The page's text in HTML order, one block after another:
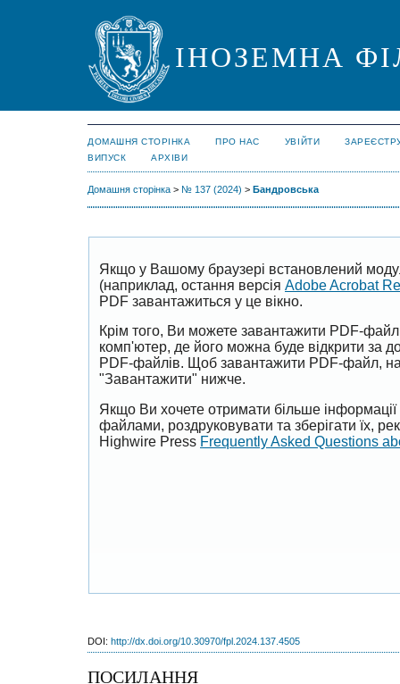
ІНОЗЕМНА
ДОМАШНЯ СТОРІНКА ПРО НАС УВІЙТИ
ВИПУСК
АРХІВИ
Домашня сторінка > № 137 (2024) > Бандровська
Якщо у Вашому браузері встановлений
(наприклад, остання версія Adobe Acrobat
PDF завантажиться у це вікно.
Крім того, Ви можете завантажити PDF-
комп'ютер, де його можна буде відкрити за
PDF-файлів. Щоб завантажити PDF-файл,
"Завантажити" нижче.
Якщо Ви хочете отримати більше
файлами, роздруковувати та зберігати їх,
Highwire Press Frequently Asked Questions
DOI: http://dx.doi.org/10.30970/fpl.2024.137.4505
ПОСИЛАННЯ